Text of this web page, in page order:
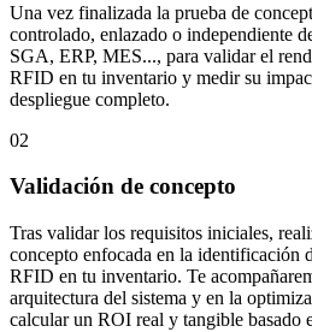
Una vez finalizada la prueba de
controlado, enlazado o independiente
SGA, ERP, MES..., para validar el
RFID en tu inventario y medir su
despliegue completo.
02
Validación de concepto
Tras validar los requisitos iniciales,
concepto enfocada en la identificación
RFID en tu inventario. Te
arquitectura del sistema y en la
calcular un ROI real y tangible basado